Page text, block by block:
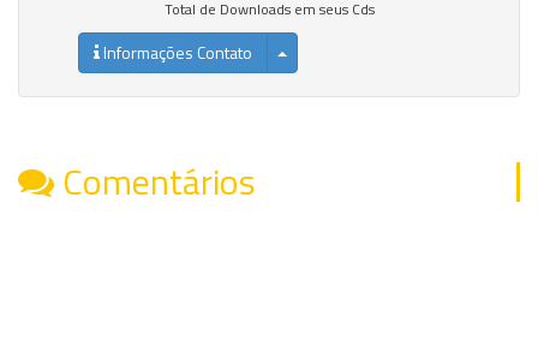
Total de Downloads em seus Cds
Informações Contato
Comentários